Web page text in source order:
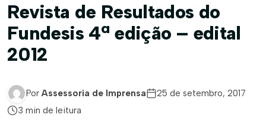
Revista de Resultados do
Fundesis 4ª edição – edital
2012
Por Assessoria de Imprensa
25 de setembro, 2017
3 min de leitura